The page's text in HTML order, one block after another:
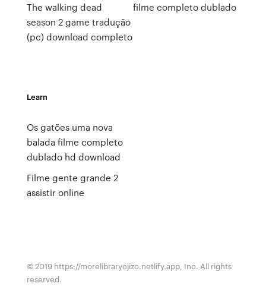
The walking dead
season 2 game tradução
(pc) download completo
filme completo dublado
Learn
Os gatões uma nova
balada filme completo
dublado hd download
Filme gente grande 2
assistir online
© 2019 https://morelibrarycjizo.netlify.app, Inc. All rights
reserved.